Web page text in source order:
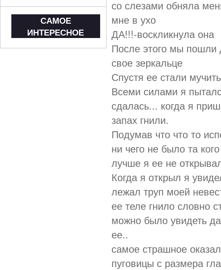
со слезами обняла
мне в ухо
ДА!!!-воскликнула она
После этого мы пошли
свое зеркальце
Спустя ее стали
Всеми силами я
сдалась... когда я
запах гнили.
Подумав что что то
ни чего не было та
лучше я ее не
Когда я открыл я
лежал труп моей
ее теле гнило словно
можно было увидеть
ее..
самое страшное
пуговицы с размера
САМОЕ
ИНТЕРЕСНОЕ